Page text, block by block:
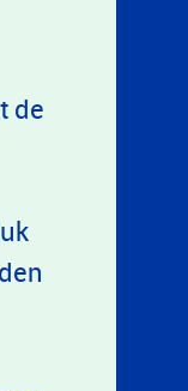
de